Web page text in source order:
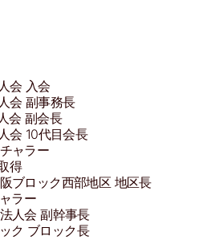
会 入会
会 副事務長
会 副会長
会 10代目会長
ャラー
得
ブロック西部地区 地区長
ー
人会 副幹事長
ロック長